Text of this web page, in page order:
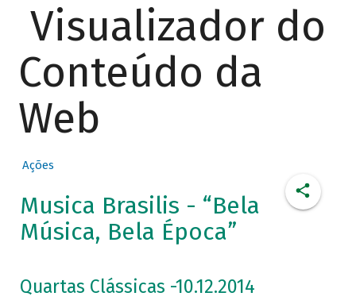
Visualizador do
Conteúdo da
Web
Ações
Musica Brasilis - “Bela
Música, Bela Época”
Quartas Clássicas -10.12.2014